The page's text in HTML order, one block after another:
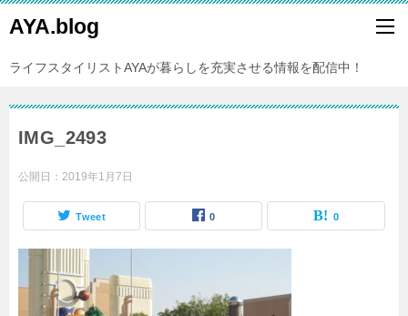
AYA.blog
ライフスタイリストAYAが暮らしを充実させる情報を配信中！
IMG_2493
公開日： 2019年1月7日
Tweet 0 0